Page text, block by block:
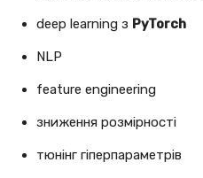
deep learning з PyTorch
NLP
feature engineering
зниження розмірності
тюнінг гіперпараметрів